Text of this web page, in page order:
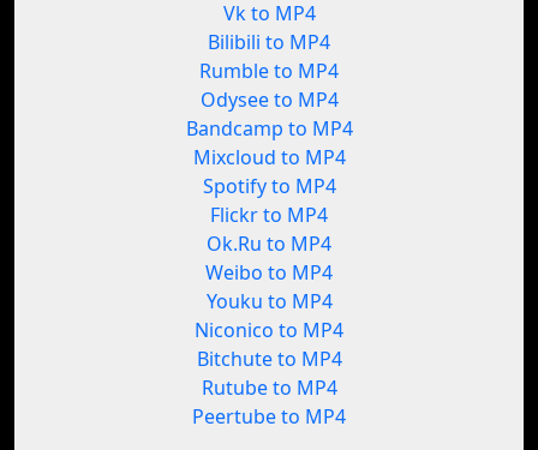
Vk to MP4
Bilibili to MP4
Rumble to MP4
Odysee to MP4
Bandcamp to MP4
Mixcloud to MP4
Spotify to MP4
Flickr to MP4
Ok.Ru to MP4
Weibo to MP4
Youku to MP4
Niconico to MP4
Bitchute to MP4
Rutube to MP4
Peertube to MP4